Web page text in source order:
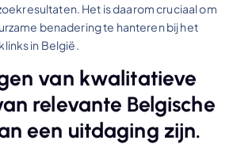
Het is daarom cruciaal om
benadering te hanteren bij het
in België.
van kwalitatieve
relevante Belgische
een uitdaging zijn.